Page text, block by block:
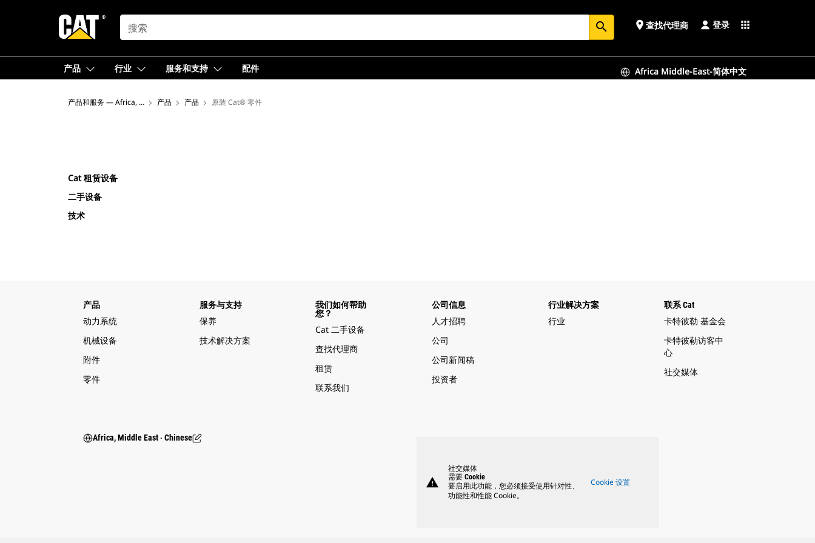
SEARCH search place 查找代理商 登录 apps
产品 行业 服务和支持 配件 Africa Middle-East-简体中文
产品和服务 — Africa, Middle East
产品 产品 原装 Cat® 零件
Cat 租赁设备
二手设备
技术
产品
动力系统
机械设备
附件
零件
服务与支持
保养
技术解决方案
我们如何帮助
您？
Cat 二手设备
查找代理商
租赁
联系我们
公司信息
人才招聘
公司
公司新闻稿
投资者
行业解决方案
行业
联系 Cat
卡特彼勒 基金会
卡特彼勒访客中
心
社交媒体
Africa, Middle East ‧ Chinese
warning
社交媒体
需要 Cookie
要启用此功能，您必须接受使用针对性、
功能性和性能 Cookie。
Cookie 设置